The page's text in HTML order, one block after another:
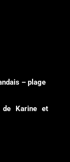
– plage
de Karine et